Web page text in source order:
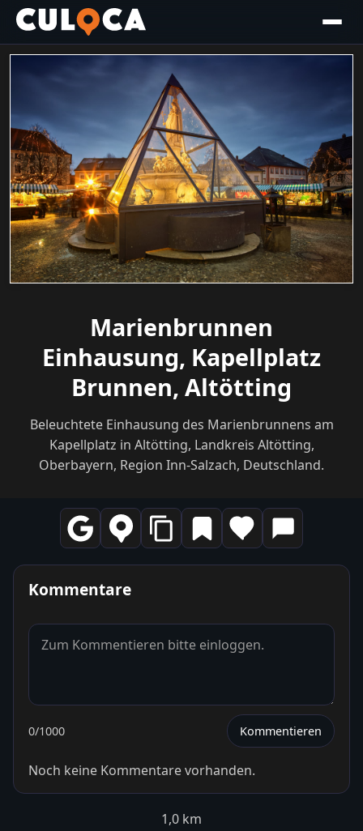
Marienbrunnen
Einhausung, Kapellplatz
Brunnen, Altötting
Beleuchtete Einhausung des Marienbrunnens am
Kapellplatz in Altötting, Landkreis Altötting,
Oberbayern, Region Inn-Salzach, Deutschland.
Kommentare
0/1000 Kommentieren
Noch keine Kommentare vorhanden.
1,0 km